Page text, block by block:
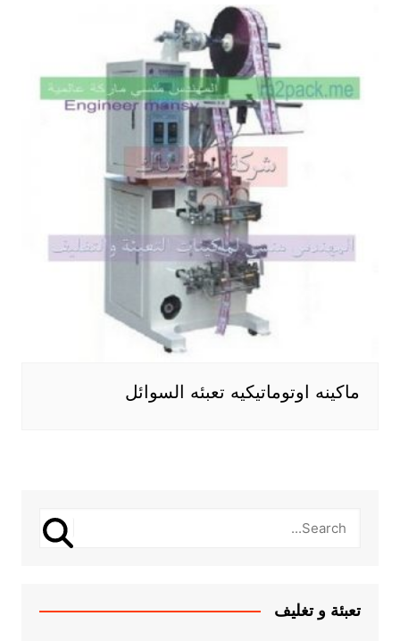
ماكينه اوتوماتيكيه تعبئه السوائل
تعبئة و تغليف